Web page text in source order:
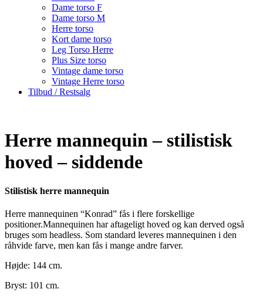
Dame torso F
Dame torso M
Herre torso
Kort dame torso
Leg Torso Herre
Plus Size torso
Vintage dame torso
Vintage Herre torso
Tilbud / Restsalg
Herre mannequin – stilistisk
hoved – siddende
Stilistisk herre mannequin
Herre mannequinen “Konrad” fås i flere forskellige
positioner.Mannequinen har aftageligt hoved og kan derved også
bruges som headless. Som standard leveres mannequinen i den
råhvide farve, men kan fås i mange andre farver.
Højde: 144 cm.
Bryst: 101 cm.